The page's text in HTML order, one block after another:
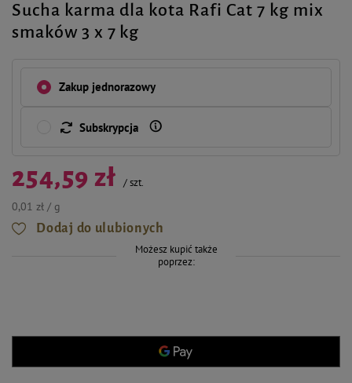
Sucha karma dla kota Rafi Cat 7 kg mix
smaków 3 x 7 kg
Zakup jednorazowy
Subskrypcja
254,59 zł /szt.
0,01 zł / g
Dodaj do ulubionych
Możesz kupić także
poprzez: